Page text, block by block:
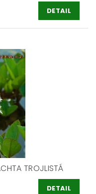
DETAIL
TROJLISTÁ
DETAIL